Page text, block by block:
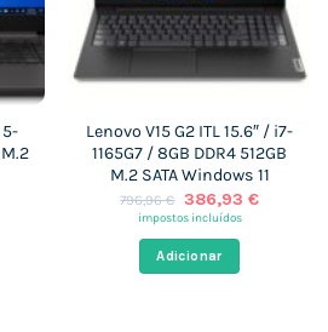
5-
Lenovo V15 G2 ITL 15.6″ / i7-
1165G7 / 8GB DDR4 512GB
M.2 SATA Windows 11
796,96€ O
preço
era:
796,96 €.
386,93 €O
impostos incluídos
Adicionar